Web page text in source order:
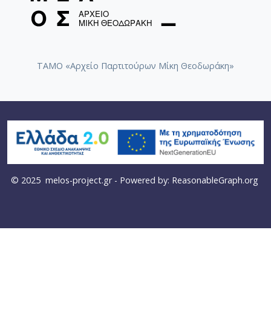
ΤΑΜΟ «Αρχείο Παρτιτούρων Μίκη Θεοδωράκη»
© 2025 melos-project.gr- Powered by: ReasonableGraph.org